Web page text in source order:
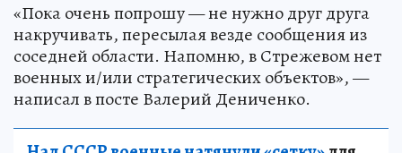
«Пока очень попрошу — не нужно друг друга
накручивать, пересылая везде сообщения из
соседней области. Напомню, в Стрежевом нет
военных и/или стратегических объектов», —
написал в посте Валерий Дениченко.